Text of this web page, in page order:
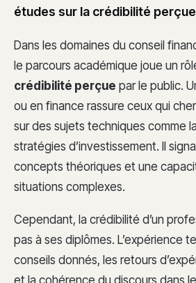
études sur la crédibilité perçue
Dans les domaines du conseil
le parcours académique joue un
crédibilité perçue par le public.
ou en finance rassure ceux qui
sur des sujets techniques comme
stratégies d’investissement. Il
concepts théoriques et une
situations complexes.
Cependant, la crédibilité d’un
pas à ses diplômes. L’expérience
conseils donnés, les retours